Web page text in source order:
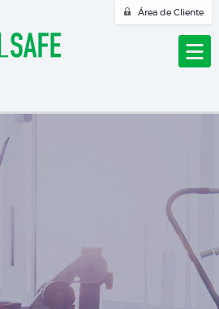
Área de Cliente